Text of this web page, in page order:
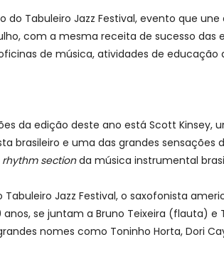
do Tabuleiro Jazz Festival, evento que
com a mesma receita de sucesso das
de música, atividades de
da edição deste ano está Scott
brasileiro e uma das grandes sensações
rhythm sectionda música instrumental
Tabuleiro Jazz Festival, o saxofonista
se juntam a Bruno Teixeira (flauta)
nomes como Toninho Horta, Dori